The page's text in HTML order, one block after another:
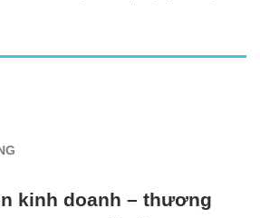
kinh doanh – thương